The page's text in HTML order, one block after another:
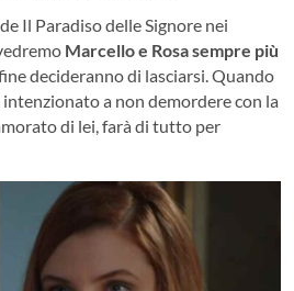
Il Paradiso delle Signore nei
Marcello e Rosa sempre più
decideranno di lasciarsi. Quando
a non demordere con la
di lei, farà di tutto per